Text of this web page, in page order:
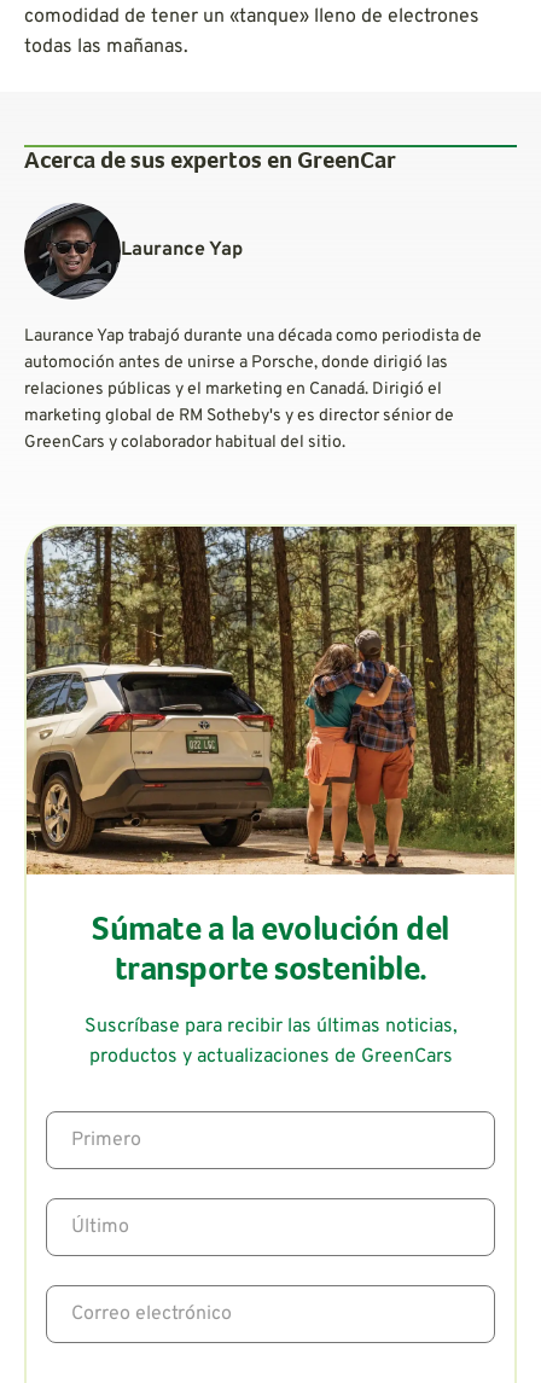
comodidad de tener un «tanque» lleno de electrones
todas las mañanas.
Acerca de sus expertos en GreenCar
Laurance Yap
Laurance Yap trabajó durante una década como periodista de
automoción antes de unirse a Porsche, donde dirigió las
relaciones públicas y el marketing en Canadá. Dirigió el
marketing global de RM Sotheby's y es director sénior de
GreenCars y colaborador habitual del sitio.
Súmate a la evolución del
transporte sostenible.
Suscríbase para recibir las últimas noticias,
productos y actualizaciones de GreenCars